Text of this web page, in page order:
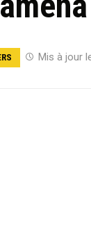
Mis à jour